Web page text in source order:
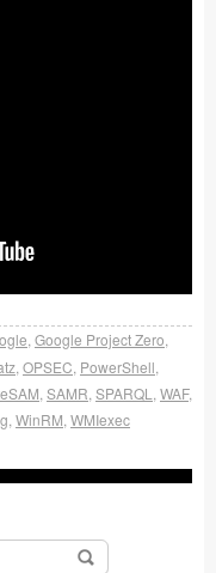
Google Project Zero
OPSEC PowerShell
SAMR SPARQL WAF,
WinRM WMIexec